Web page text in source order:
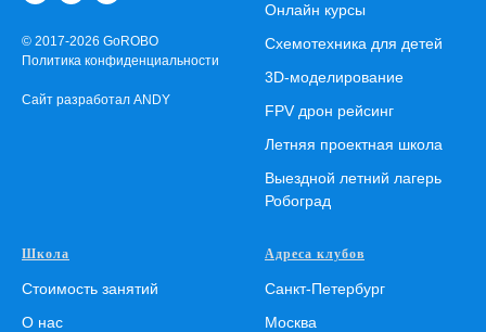
© 2017-2026 GoROBO
Политика конфиденциальности
Сайт разработал ANDY
Онлайн курсы
Схемотехника для детей
3D-моделирование
FPV дрон рейсинг
Летняя проектная школа
Выездной летний лагерь
Робоград
Школа
Стоимость занятий
О нас
Адреса клубов
Санкт-Петербург
Москва